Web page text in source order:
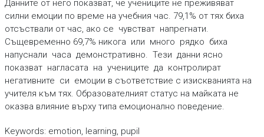
Данните от него показват, че учениците не преживяват
силни емоции по време на учебния час. 79,1% от тях биха
отсъствали от час, ако се чувстват напрегнати.
Същевременно 69,7% никога или много рядко биха
напуснали часа демонстративно. Тези данни ясно
показват нагласата на учениците да контролират
негативните си емоции в съответствие с изискванията на
учителя към тях. Образователният статус на майката не
оказва влияние върху типа емоционално поведение.
Keywords: emotion, learning, pupil